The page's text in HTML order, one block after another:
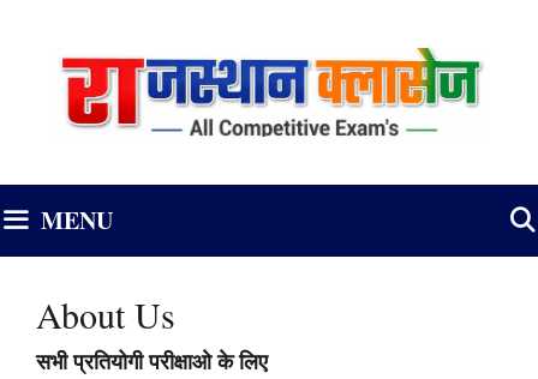
MENU
About Us
सभी प्रतियोगी परीक्षाओ के लिए